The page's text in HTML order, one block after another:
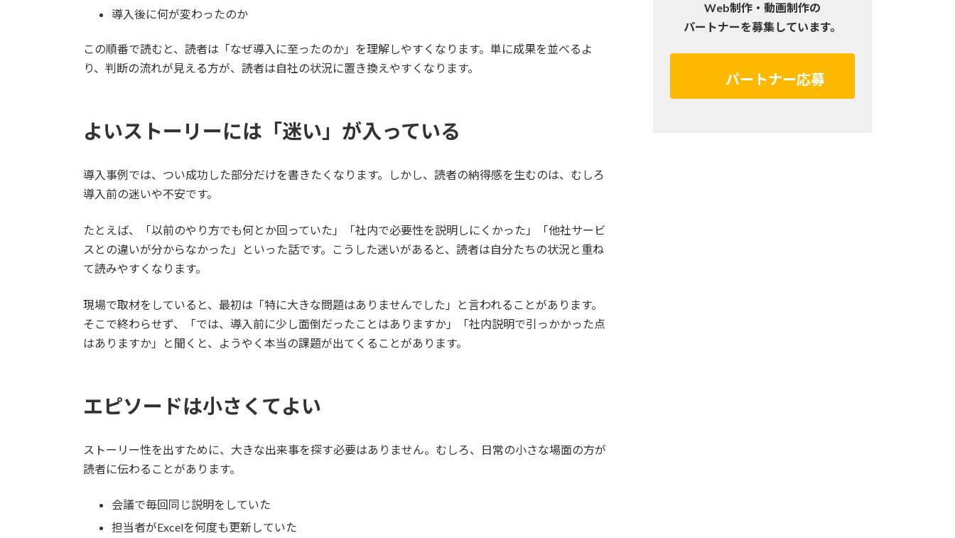
導入後に何が変わったのか
この順番で読むと、読者は「なぜ導入に至ったのか」を理解しやすくなります。単に成果を並べるよ
り、判断の流れが見える方が、読者は自社の状況に置き換えやすくなります。
よいストーリーには「迷い」が入っている
導入事例では、つい成功した部分だけを書きたくなります。しかし、読者の納得感を生むのは、むしろ
導入前の迷いや不安です。
たとえば、「以前のやり方でも何とか回っていた」「社内で必要性を説明しにくかった」「他社サービ
スとの違いが分からなかった」といった話です。こうした迷いがあると、読者は自分たちの状況と重ね
て読みやすくなります。
現場で取材をしていると、最初は「特に大きな問題はありませんでした」と言われることがあります。
そこで終わらせず、「では、導入前に少し面倒だったことはありますか」「社内説明で引っかかった点
はありますか」と聞くと、ようやく本当の課題が出てくることがあります。
エピソードは小さくてよい
ストーリー性を出すために、大きな出来事を探す必要はありません。むしろ、日常の小さな場面の方が
読者に伝わることがあります。
会議で毎回同じ説明をしていた
担当者がExcelを何度も更新していた
Web制作・動画制作の
パートナーを募集しています。
パートナー応募